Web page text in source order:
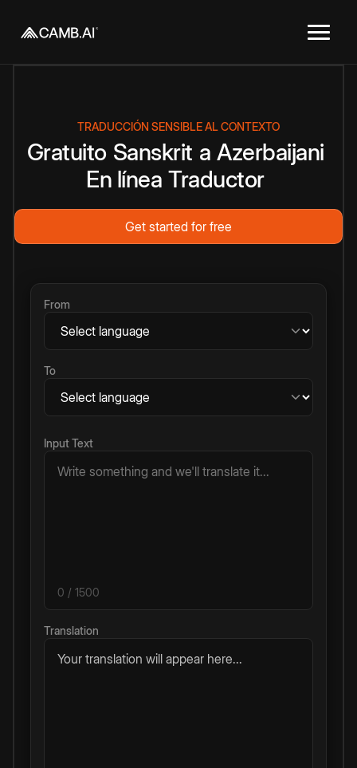
TRADUCCIÓN SENSIBLE AL CONTEXTO
Gratuito Sanskrit a Azerbaijani
En línea Traductor
Get started for free
From
To
Input Text
0 / 1500
Translation
Your translation will appear here...